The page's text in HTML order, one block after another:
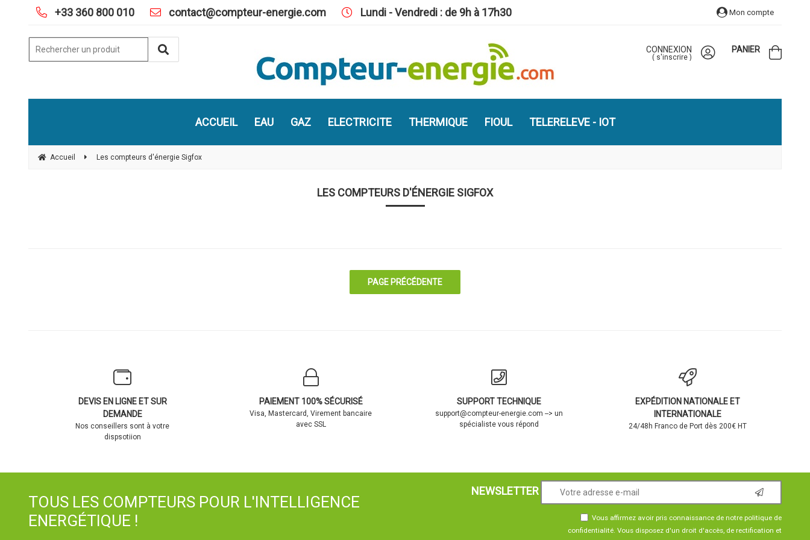
CONNEXION
( s'inscrire )
PANIER
ACCUEIL EAU GAZ ELECTRICITE THERMIQUE FIOUL TELERELEVE - IOT
Accueil Les compteurs d'énergie Sigfox
LES COMPTEURS D'ÉNERGIE SIGFOX
+33 360 800 010 contact@compteur-energie.com Lundi - Vendredi : de 9h à 17h30 Mon compte
DEVIS EN LIGNE ET SUR
DEMANDE
Nos conseillers sont à votre
dispsotiion
PAIEMENT 100% SÉCURISÉ
Visa, Mastercard, Virement bancaire
avec SSL
SUPPORT TECHNIQUE
support@compteur-energie.com --> un
spécialiste vous répond
EXPÉDITION NATIONALE ET
INTERNATIONALE
24/48h Franco de Port dès 200€ HT
TOUS LES COMPTEURS POUR L'INTELLIGENCE
ENERGÉTIQUE !
NEWSLETTER
Vous affirmez avoir pris connaissance de notre politique de
confidentialité . Vous disposez d'un droit d'accès, de rectification et